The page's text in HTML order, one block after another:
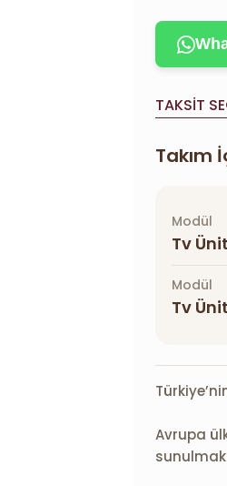
TAKSIT
Takım
Modül
Tv
Modül
Tv
Avrupa